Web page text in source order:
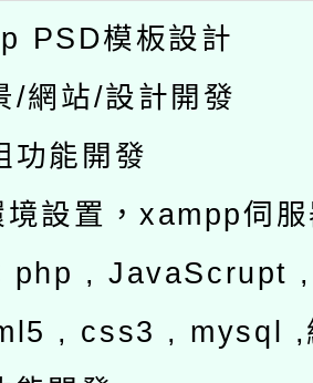
PSD模板設計
/網站/設計開發
功能開發
設置，xampp伺
php , JavaScrupt
, css3 , mysql ,